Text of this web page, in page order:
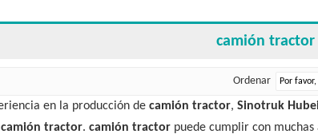
camión tractor
Ordenar
en la producción de camión tractor, Sinotruk
camión tractor. camión tractor puede cumplir con